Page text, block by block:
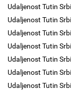
Udaljenost Tutin
Udaljenost Tutin
Udaljenost Tutin
Udaljenost Tutin
Udaljenost Tutin
Udaljenost Tutin
Udaljenost Tutin